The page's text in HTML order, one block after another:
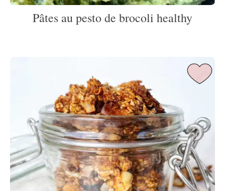
Pâtes au pesto de brocoli healthy